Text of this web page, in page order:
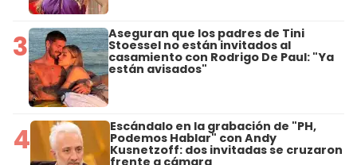
3 Aseguran que los padres de Tini
Stoessel no están invitados al
casamiento con Rodrigo De Paul: "Ya
están avisados"
4 Escándalo en la grabación de "PH,
Podemos Hablar" con Andy
Kusnetzoff: dos invitadas se cruzaron